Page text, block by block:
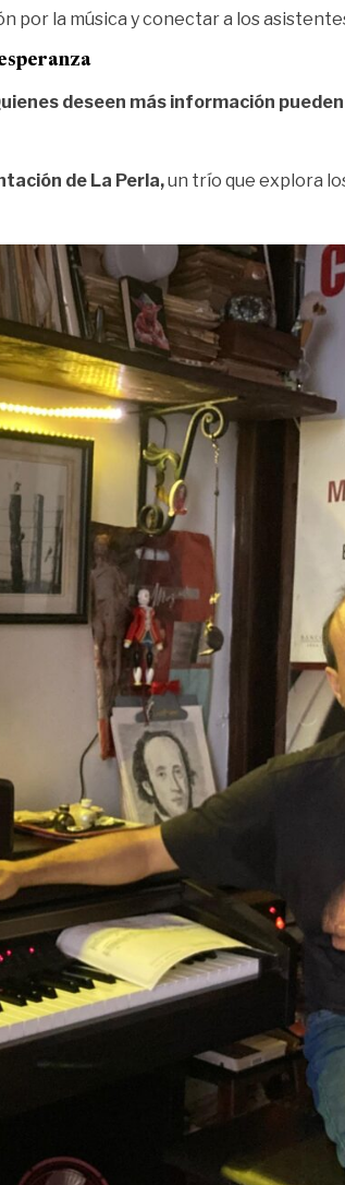
la música y conectar a los
deseen más información
de La Perla,un trío que explora